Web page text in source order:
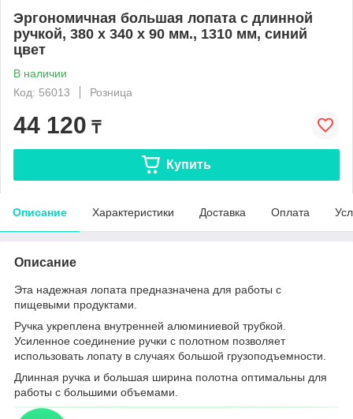
Эргономичная большая лопата с длинной
ручкой, 380 x 340 x 90 мм., 1310 мм, синий
цвет
В наличии
Код: 56013
Розница
44 120 ₸
Купить
Описание Характеристики Доставка Оплата
Описание
Эта надежная лопата предназначена для работы с
пищевыми продуктами.
Ручка укреплена внутренней алюминиевой трубкой.
Усиленное соединение ручки с полотном позволяет
использовать лопату в случаях большой грузоподъемности.
Длинная ручка и большая ширина полотна оптимальны для
работы с большими объемами.